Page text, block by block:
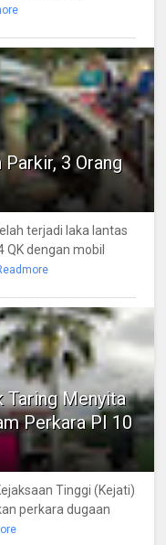
3 Orang
terjadi laka lantas
dengan mobil
Taring Menyita
Perkara PI 10
Tinggi (Kejati)
perkara dugaan